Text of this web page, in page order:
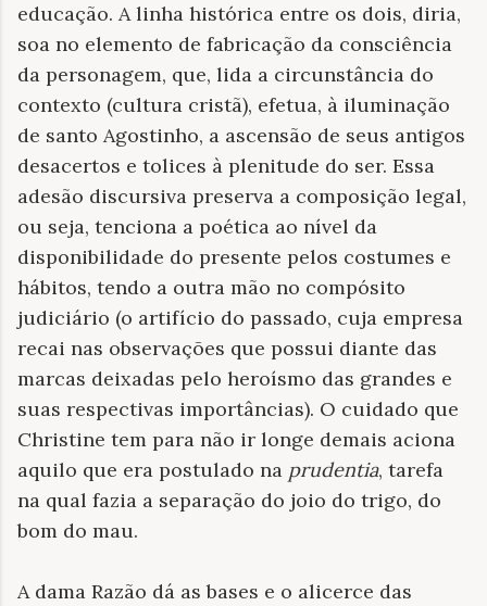
educação. A linha histórica entre os dois, diria,
soa no elemento de fabricação da consciência
da personagem, que, lida a circunstância do
contexto (cultura cristã), efetua, à iluminação
de santo Agostinho, a ascensão de seus antigos
desacertos e tolices à plenitude do ser. Essa
adesão discursiva preserva a composição legal,
ou seja, tenciona a poética ao nível da
disponibilidade do presente pelos costumes e
hábitos, tendo a outra mão no compósito
judiciário (o artifício do passado, cuja empresa
recai nas observações que possui diante das
marcas deixadas pelo heroísmo das grandes e
suas respectivas importâncias). O cuidado que
Christine tem para não ir longe demais aciona
aquilo que era postulado na prudentia, tarefa
na qual fazia a separação do joio do trigo, do
bom do mau.
A dama Razão dá as bases e o alicerce das